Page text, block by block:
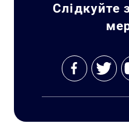
Слідкуйте